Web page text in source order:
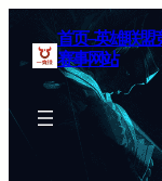
首页–英雄联盟
赛事网站